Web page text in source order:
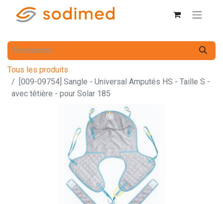
Tous les produits
[009-09754] Sangle - Universal Amputés HS - Taille S -
avec têtière - pour Solar 185